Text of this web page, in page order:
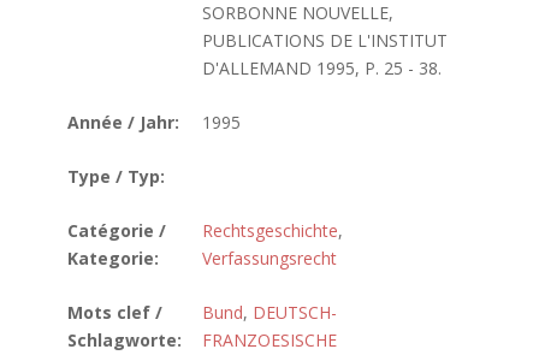
SORBONNE NOUVELLE,
PUBLICATIONS DE L'INSTITUT
D'ALLEMAND 1995, P. 25 - 38.
Année / Jahr: 1995
Type / Typ:
Catégorie /
Kategorie:
Rechtsgeschichte,
Verfassungsrecht
Mots clef /
Schlagworte:
Bund, DEUTSCH-
FRANZOESISCHE